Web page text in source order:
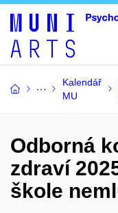
Kalendář
MU
Odborná
zdraví
škole